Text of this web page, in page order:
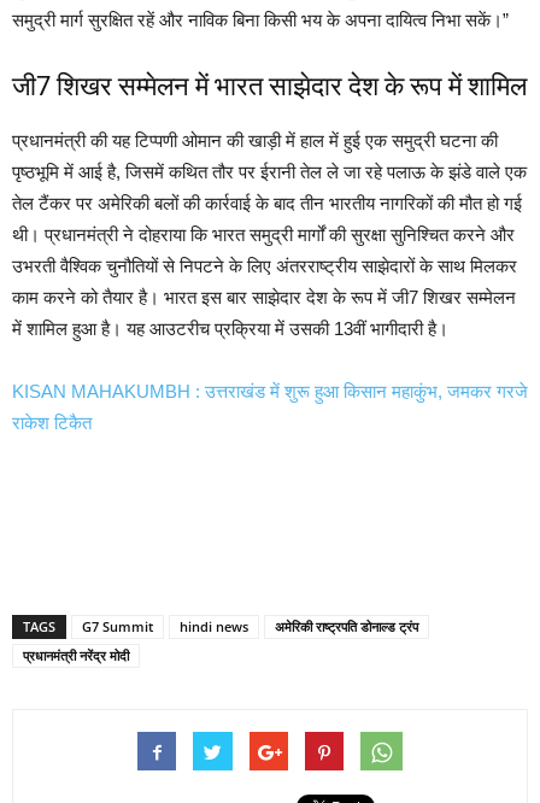
समुद्री मार्ग सुरक्षित रहें और नाविक बिना किसी भय के अपना दायित्व निभा सकें।”
जी7 शिखर सम्मेलन में भारत साझेदार देश के रूप में शामिल
प्रधानमंत्री की यह टिप्पणी ओमान की खाड़ी में हाल में हुई एक समुद्री घटना की
पृष्ठभूमि में आई है, जिसमें कथित तौर पर ईरानी तेल ले जा रहे पलाऊ के झंडे वाले एक
तेल टैंकर पर अमेरिकी बलों की कार्रवाई के बाद तीन भारतीय नागरिकों की मौत हो गई
थी। प्रधानमंत्री ने दोहराया कि भारत समुद्री मार्गों की सुरक्षा सुनिश्चित करने और
उभरती वैश्विक चुनौतियों से निपटने के लिए अंतरराष्ट्रीय साझेदारों के साथ मिलकर
काम करने को तैयार है। भारत इस बार साझेदार देश के रूप में जी7 शिखर सम्मेलन
में शामिल हुआ है। यह आउटरीच प्रक्रिया में उसकी 13वीं भागीदारी है।
KISAN MAHAKUMBH : उत्तराखंड में शुरू हुआ किसान महाकुंभ, जमकर गरजे
राकेश टिकैत
TAGS G7 Summit hindi news
अमेरिकी राष्ट्रपति डोनाल्ड ट्रंप
प्रधानमंत्री नरेंद्र मोदी